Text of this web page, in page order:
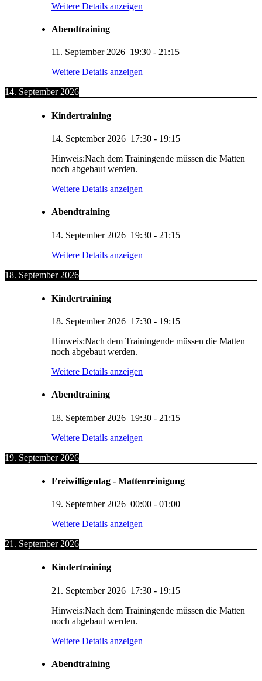
Weitere Details anzeigen
Abendtraining
11. September 2026 19:30 - 21:15
Weitere Details anzeigen
14. September 2026
Kindertraining
14. September 2026 17:30 - 19:15
Hinweis:Nach dem Trainingende müssen die Matten
noch abgebaut werden.
Weitere Details anzeigen
Abendtraining
14. September 2026 19:30 - 21:15
Weitere Details anzeigen
18. September 2026
Kindertraining
18. September 2026 17:30 - 19:15
Hinweis:Nach dem Trainingende müssen die Matten
noch abgebaut werden.
Weitere Details anzeigen
Abendtraining
18. September 2026 19:30 - 21:15
Weitere Details anzeigen
19. September 2026
Freiwilligentag - Mattenreinigung
19. September 2026 00:00 - 01:00
Weitere Details anzeigen
21. September 2026
Kindertraining
21. September 2026 17:30 - 19:15
Hinweis:Nach dem Trainingende müssen die Matten
noch abgebaut werden.
Weitere Details anzeigen
Abendtraining